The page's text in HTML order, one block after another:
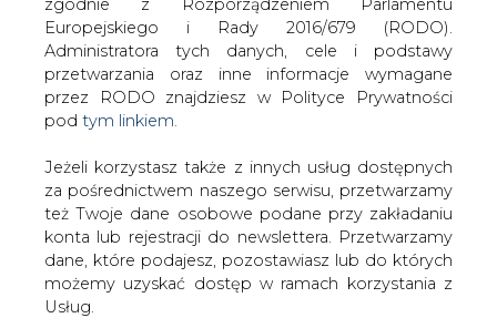
WŁĄCZ CIRE.TV
zgodnie z Rozporządzeniem Parlamentu
Europejskiego i Rady 2016/679 (RODO).
Administratora tych danych, cele i podstawy
przetwarzania oraz inne informacje wymagane
przez RODO znajdziesz w Polityce Prywatności
pod tym linkiem.
Jeżeli korzystasz także z innych usług dostępnych
za pośrednictwem naszego serwisu, przetwarzamy
też Twoje dane osobowe podane przy zakładaniu
konta lub rejestracji do newslettera. Przetwarzamy
dane, które podajesz, pozostawiasz lub do których
możemy uzyskać dostęp w ramach korzystania z
Usług.
Strona główna CIEPŁOWNICTWO
Struzik: Działania
na rzecz czystego powietrza to działania na rzecz walki
z COVID-19